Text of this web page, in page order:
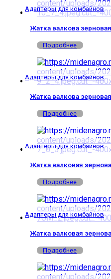
Адаптеры для комбайнов
Жатка валкова
Подробнее
Адаптеры для комбайнов
Жатка валкова
Подробнее
Адаптеры для комбайнов
Жатка валковая
Подробнее
Адаптеры для комбайнов
Жатка валковая
Подробнее